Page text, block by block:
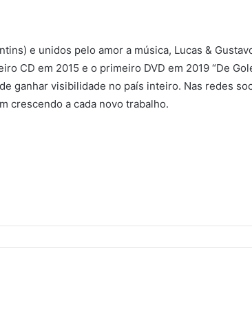
e unidos pelo amor a música, Lucas &
CD em 2015 e o primeiro DVD em 2019 “De
ganhar visibilidade no país inteiro. Nas redes
crescendo a cada novo trabalho.